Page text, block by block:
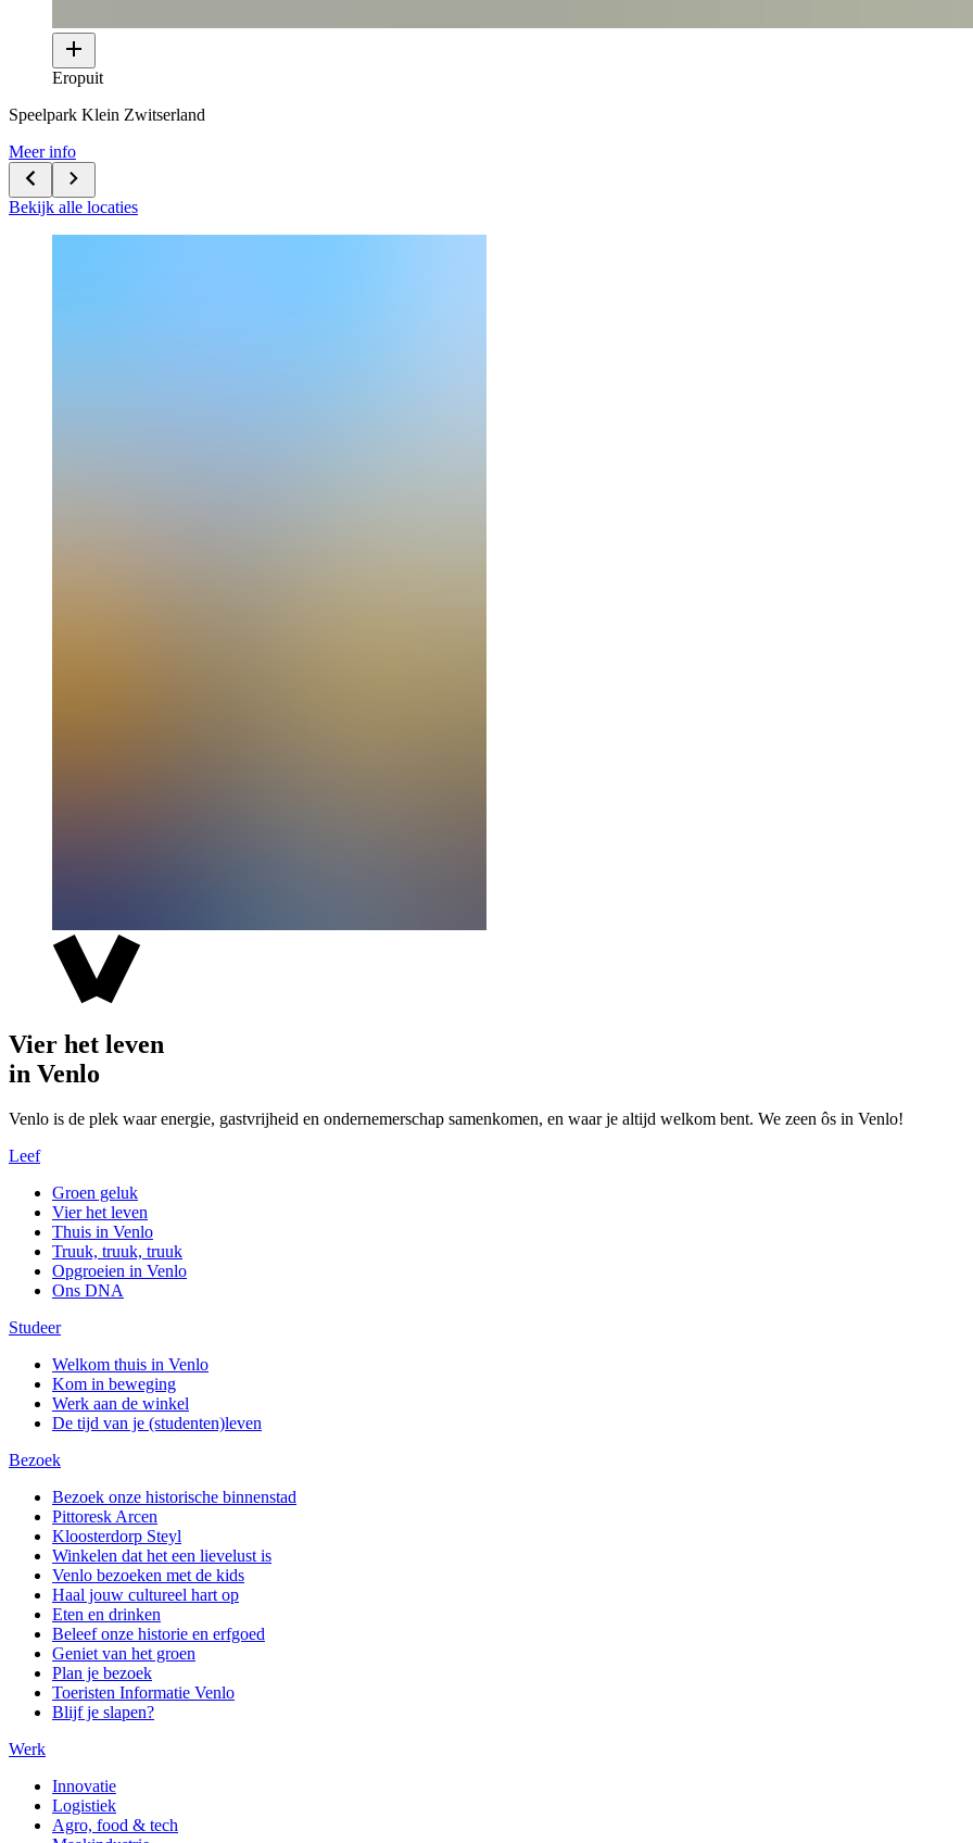
Eropuit
Speelpark Klein Zwitserland
Meer info
Bekijk alle locaties
Vier het leven
in Venlo
Venlo is de plek waar energie, gastvrijheid en ondernemerschap samenkomen, en waar je altijd welkom bent. We zeen ôs in Venlo!
Leef
Groen geluk
Vier het leven
Thuis in Venlo
Truuk, truuk, truuk
Opgroeien in Venlo
Ons DNA
Studeer
Welkom thuis in Venlo
Kom in beweging
Werk aan de winkel
De tijd van je (studenten)leven
Bezoek
Bezoek onze historische binnenstad
Pittoresk Arcen
Kloosterdorp Steyl
Winkelen dat het een lievelust is
Venlo bezoeken met de kids
Haal jouw cultureel hart op
Eten en drinken
Beleef onze historie en erfgoed
Geniet van het groen
Plan je bezoek
Toeristen Informatie Venlo
Blijf je slapen?
Werk
Innovatie
Logistiek
Agro, food & tech